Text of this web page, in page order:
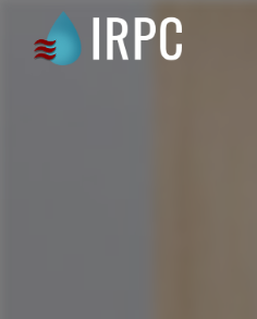
Panneau de gestion des cookies